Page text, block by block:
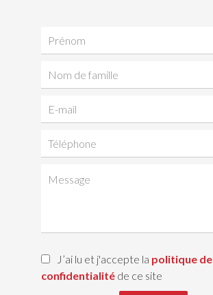
J’ai lu et j'accepte la politique de
confidentialité de ce site